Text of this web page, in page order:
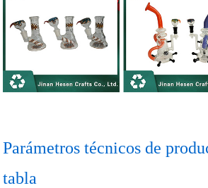
Parámetros técnicos de
tabla